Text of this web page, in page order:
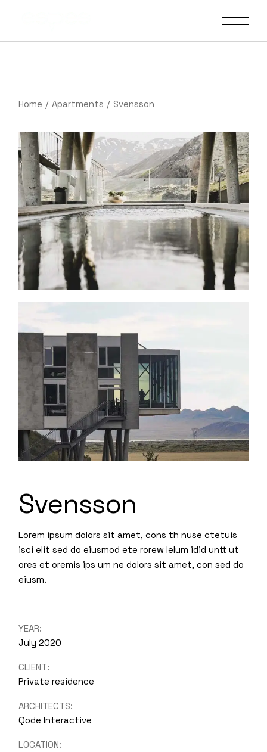
Home Apartments Svensson
Svensson
Lorem ipsum dolors sit amet, cons th nuse ctetuis
isci elit sed do eiusmod ete rorew lelum idid untt ut
ores et oremis ips um ne dolors sit amet, con sed do
eiusm.
YEAR:
July 2020
CLIENT:
Private residence
ARCHITECTS:
Qode Interactive
LOCATION: